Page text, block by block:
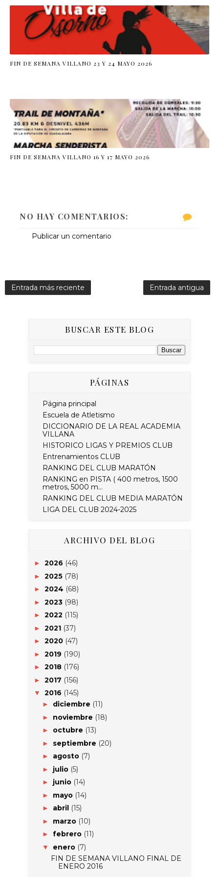
FIN DE SEMANA VILLANO 23 Y 24 MAYO 2026
FIN DE SEMANA VILLANO 16 Y 17 MAYO 2026
NO HAY COMENTARIOS:
Publicar un comentario
Entrada más reciente Entrada antigua
BUSCAR ESTE BLOG
PÁGINAS
Página principal
Escuela de Atletismo
DICCIONARIO DE LA REAL ACADEMIA
VILLANA
HISTORICO LIGAS Y PREMIOS CLUB
Entrenamientos CLUB
RANKING DEL CLUB MARATÓN
RANKING en PISTA ( 400 metros, 1500
metros, 5000 m...
RANKING DEL CLUB MEDIA MARATÓN
LIGA DEL CLUB 2024-2025
ARCHIVO DEL BLOG
► 2026 (46)
► 2025 (78)
► 2024 (68)
► 2023 (98)
► 2022 (115)
► 2021 (37)
► 2020 (47)
► 2019 (190)
► 2018 (176)
► 2017 (156)
▼ 2016 (145)
► diciembre (11)
► noviembre (18)
► octubre (13)
► septiembre (20)
► agosto (7)
► julio (5)
► junio (14)
► mayo (14)
► abril (15)
► marzo (10)
► febrero (11)
▼ enero (7)
FIN DE SEMANA VILLANO FINAL DE
ENERO 2016